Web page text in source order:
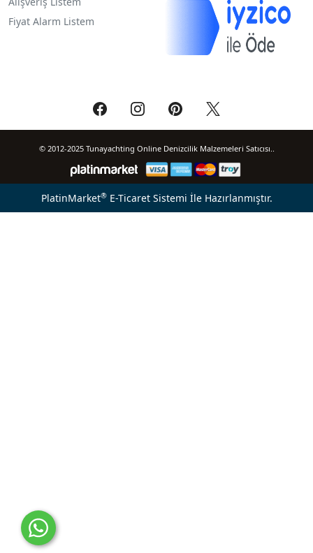
Fiyat Alarm Listem
© 2012-2025 Tunayachting Online Denizcilik Malzemeleri Satıcısı..
PlatinMarket®E-Ticaret Sistemi İle Hazırlanmıştır.